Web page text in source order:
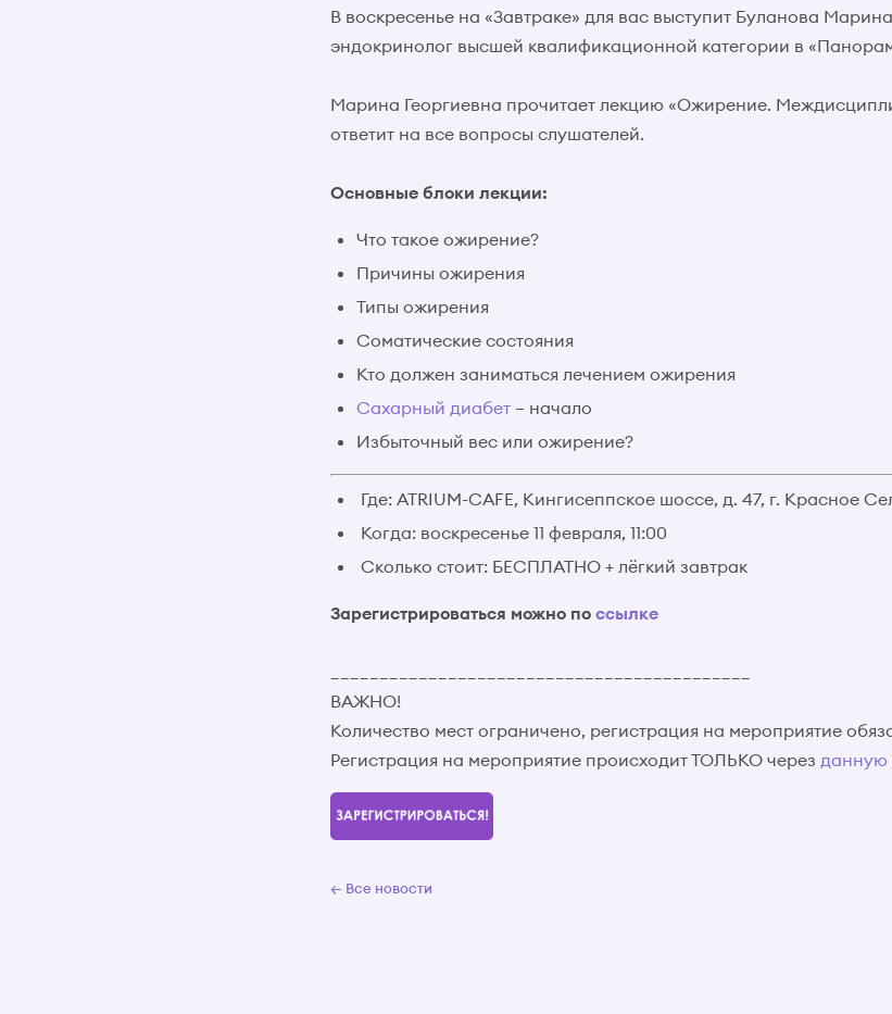
В воскресенье на «Завтраке» для вас выступит Буланова
эндокринолог высшей квалификационной категории в
Марина Георгиевна прочитает лекцию «Ожирение.
ответит на все вопросы слушателей.
Основные блоки лекции:
Что такое ожирение?
Причины ожирения
Типы ожирения
Соматические состояния
Кто должен заниматься лечением ожирения
Сахарный диабет – начало
Избыточный вес или ожирение?
Где: ATRIUM-CAFE, Кингисеппское шоссе, д. 47, г. Красное
Когда: воскресенье 11 февраля, 11:00
Сколько стоит: БЕСПЛАТНО + лёгкий завтрак
Зарегистрироваться можно по ссылке
ВАЖНО!
Количество мест ограничено, регистрация на мероприятие
Регистрация на мероприятие происходит ТОЛЬКО через данную
← Все новости